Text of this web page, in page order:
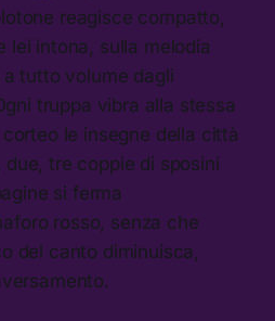
reagisce compatto,
lei intona, sulla melodia
tutto volume dagli
truppa vibra alla stessa
le insegne della città
tre coppie di sposini
si ferma
rosso, senza che
del canto diminuisca,